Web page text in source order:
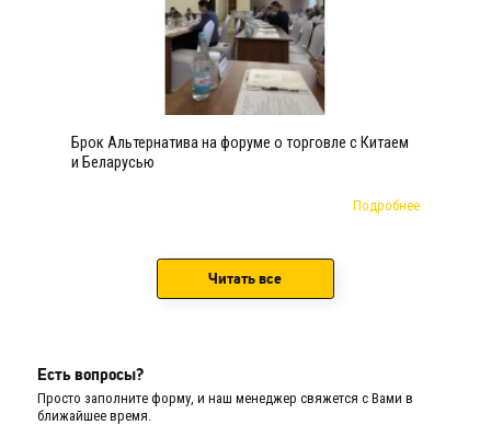
Брок Альтернатива на форуме о торговле с Китаем
и Беларусью
Подробнее
Читать все
Есть вопросы?
Просто заполните форму, и наш менеджер свяжется с Вами в
ближайшее время.